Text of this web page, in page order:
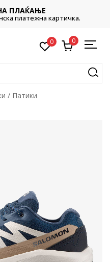
ПЛАЌАЊЕ
платежна картичка.
0 0
Патики